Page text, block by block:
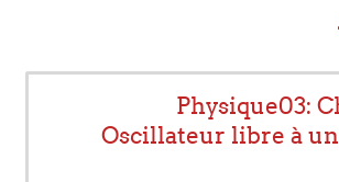
Physique03:
Oscillateur libre à